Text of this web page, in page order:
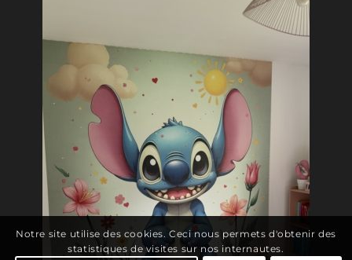
Notre site utilise des cookies. Ceci nous permets d'obtenir des
statistiques de visites sur nos internautes.